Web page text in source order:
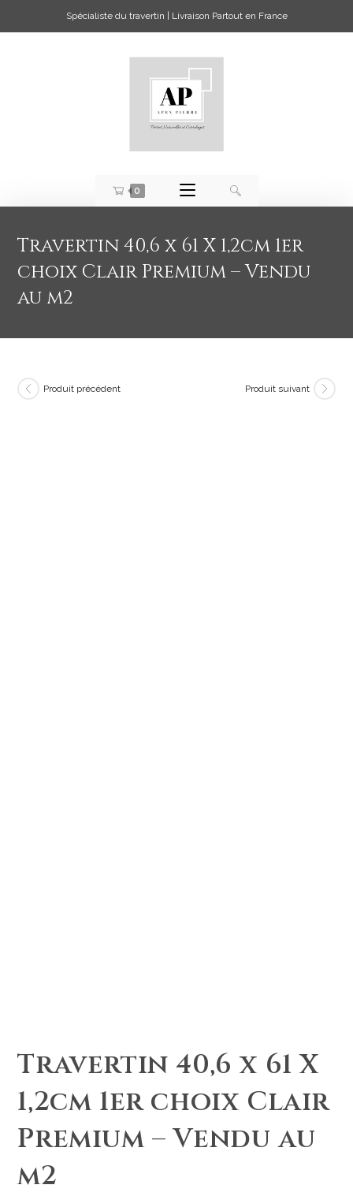
Spécialiste du travertin | Livraison Partout en France
0
Travertin 40,6 x 61 X 1,2cm 1er
choix Clair Premium – Vendu
au m2
Produit précédent Produit suivant
Travertin 40,6 x 61 X
1,2cm 1er choix Clair
Premium – Vendu au
m2